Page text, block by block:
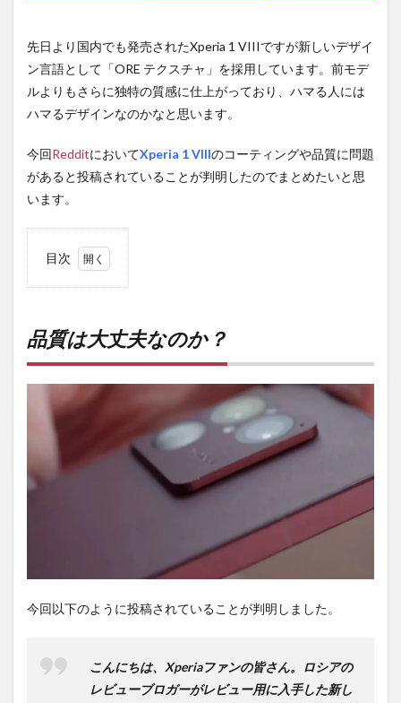
先日より国内でも発売されたXperia 1 VIIIですが新しいデザイ
ン言語として「ORE テクスチャ」を採用しています。前モデ
ルよりもさらに独特の質感に仕上がっており、ハマる人には
ハマるデザインなのかなと思います。
今回RedditにおいてXperia 1 VIIIのコーティングや品質に問題
があると投稿されていることが判明したのでまとめたいと思
います。
目次
丈夫
なの
か？
PR)
購入
間不
す
め！
品質は大丈夫なのか？
今回以下のように投稿されていることが判明しました。
こんにちは、Xperiaファンの皆さん。ロシアの
レビューブロガーがレビュー用に入手した新し